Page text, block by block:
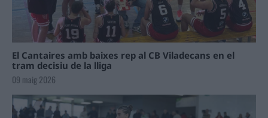
El Cantaires amb baixes rep al CB Viladecans en el
tram decisiu de la lliga
09 maig 2026